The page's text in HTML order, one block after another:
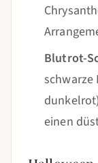
Blutrot-
schwarze
einen